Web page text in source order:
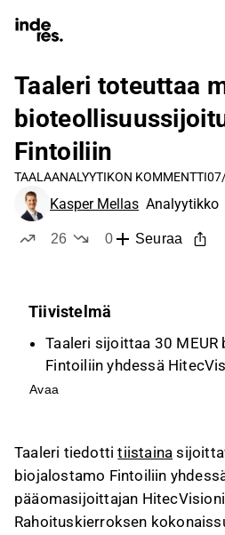
Taaleri toteuttaa
Fintoiliin
TAALAANALYYTIKON KOMMENTTI
Kasper Mellas Analyytikko
26
0
Seuraa
Tiivistelmä
Taaleri sijoittaa 30
Fintoiliin yhdessä
on osa 105 MEUR:n
kanssa.
Fintoilin operatiivinen
yhtiö tavoittelee
kasvua sekä noin 20 %:n
Avaa
Taaleri tiedottitiistaina
biojalostamo Fintoiliin
pääomasijoittajan
Rahoituskierroksen